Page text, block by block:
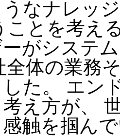
なナレッ
ことを考え
がシステ
全体の業務
た。 エン
え方が、
触を掴ん